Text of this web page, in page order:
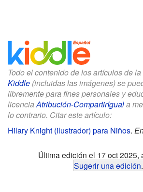
Todo el contenido de los artículos de la
Kiddle (incluidas las imágenes) se
libremente para fines personales y
licenciaAtribución-CompartirIguala
lo contrario. Citar este artículo:
Hilary Knight (ilustrador) para Niños.
Última edición el 17 oct 2025,
Sugerir una edición.